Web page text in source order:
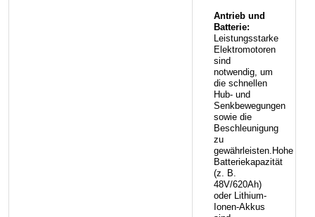
Antrieb und
Batterie:
Leistungsstarke
Elektromotoren
sind
notwendig, um
die schnellen
Hub- und
Senkbewegungen
sowie die
Beschleunigung
zu
gewährleisten.Hohe
Batteriekapazität
(z. B.
48V/620Ah)
oder Lithium-
Ionen-Akkus